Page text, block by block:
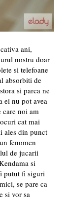
ani,
nostru doar
si telefoane
absorbiti de
si parca ne
ei nu pot avea
care noi am
cat mai
ales din punct
fenomen
de jucarii
si
putut fi siguri
se pare ca
si vor sa